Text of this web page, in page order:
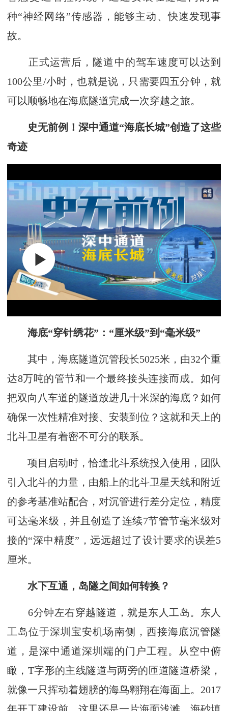
种“神经网络”传感器，能够主动、快速发现事
故。
正式运营后，隧道中的驾车速度可以达到
100公里/小时，也就是说，只需要四五分钟，就
可以顺畅地在海底隧道完成一次穿越之旅。
史无前例！深中通道“海底长城”创造了这些
奇迹
海底“穿针绣花”：“厘米级”到“毫米级”
其中，海底隧道沉管段长5025米，由32个重
达8万吨的管节和一个最终接头连接而成。如何
把双向八车道的隧道放进几十米深的海底？如何
确保一次性精准对接、安装到位？这就和天上的
北斗卫星有着密不可分的联系。
项目启动时，恰逢北斗系统投入使用，团队
引入北斗的力量，由船上的北斗卫星天线和附近
的参考基准站配合，对沉管进行差分定位，精度
可达毫米级，并且创造了连续7节管节毫米级对
接的“深中精度”，远远超过了设计要求的误差5
厘米。
水下互通，岛隧之间如何转换？
6分钟左右穿越隧道，就是东人工岛。东人
工岛位于深圳宝安机场南侧，西接海底沉管隧
道，是深中通道深圳端的门户工程。从空中俯
瞰，T字形的主线隧道与两旁的匝道隧道桥梁，
就像一只挥动着翅膀的海鸟翱翔在海面上。2017